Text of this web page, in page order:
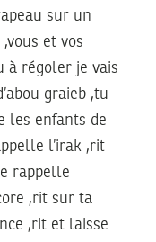
sur un
et vos
à régoler je vais
graieb ,tu
les enfants de
l’irak ,rit
rappelle
,rit sur ta
,rit et laisse